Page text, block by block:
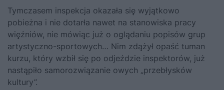
Tymczasem inspekcja okazała się wyjątkowo
pobieżna i nie dotarła nawet na stanowiska pracy
więźniów, nie mówiąc już o oglądaniu popisów grup
artystyczno-sportowych… Nim zdążył opaść tuman
kurzu, który wzbił się po odjeździe inspektorów, już
nastąpiło samorozwiązanie owych „przebłysków
kultury”.